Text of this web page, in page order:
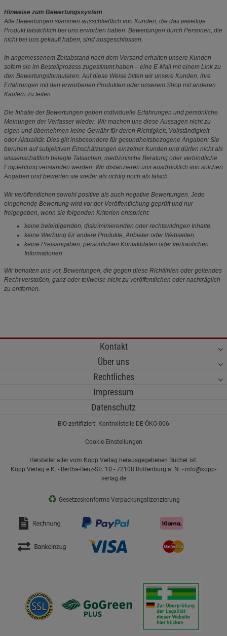
Hinweise zum Bewertungssystem
Alle Bewertungen stammen ausschließlich von Kunden, die das jeweilige
Produkt tatsächlich bei uns erworben haben. Bewertungen durch Personen, die
nicht bei uns gekauft haben, sind ausgeschlossen.
In angemessenem Zeitabstand nach dem Versand erhalten unsere Kunden –
sofern sie im Bestellprozess zugestimmt haben – eine E-Mail mit einem Link zu
den Bewertungsformularen. Auf diese Weise bitten wir unsere Kunden, ihre
Erfahrungen mit den erworbenen Produkten oder unserem Shop mit anderen
Käufern zu teilen.
Die Inhalte der Bewertungen geben individuelle Erfahrungen und persönliche
Meinungen der Verfasser wieder. Wir machen uns diese Aussagen nicht zu
eigen und übernehmen keine Gewähr für deren Richtigkeit, Vollständigkeit
oder Aktualität. Dies gilt insbesondere für gesundheitsbezogene Angaben: Sie
beruhen auf subjektiven Einschätzungen einzelner Kunden und dürfen nicht als
wissenschaftlich belegte Tatsachen, medizinische Beratung oder verbindliche
Empfehlung verstanden werden. Wir distanzieren uns ausdrücklich von solchen
Angaben und bewerten sie weder als richtig noch als falsch.
Wir veröffentlichen sowohl positive als auch negative Bewertungen. Jede
eingehende Bewertung wird vor der Veröffentlichung geprüft und nur
freigegeben, wenn sie folgenden Kriterien entspricht:
keine beleidigenden, diskriminierenden oder rechtswidrigen Inhalte,
keine Werbung für andere Produkte, Anbieter oder Webseiten,
keine Preisangaben, persönlichen Kontaktdaten oder vertraulichen
Informationen.
Wir behalten uns vor, Bewertungen, die gegen diese Richtlinien oder geltendes
Recht verstoßen, ganz oder teilweise nicht zu veröffentlichen oder nachträglich
zu entfernen.
Kontakt
Über uns
Rechtliches
Impressum
Datenschutz
BIO-zertifiziert: Kontrollstelle DE-ÖKO-006
Cookie-Einstellungen
Hersteller aller vom Kopp Verlag herausgegebenen Bücher ist:
Kopp Verlag e.K. - Bertha-Benz-Str. 10 - 72108 Rottenburg a. N. - info@kopp-
verlag.de
♻ Gesetzeskonforme Verpackungslizenzierung